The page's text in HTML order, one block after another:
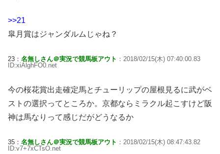
>>21
皐月賞はジャンダルムじゃね？
23： 名無しさん＠実況で競馬板アウト ：2018/02/15(木) 07:40:00.83
ID:xiAlghFO0.net
今の桜花賞出走確定馬とチューリップの屋根見るに武がベ
ストの選択ってところか。京都ならミラクル起こすけど阪
神は馬なりって感じだがどうなるか
35： 名無しさん＠実況で競馬板アウト ：2018/02/15(木) 08:47:43.82
ID:v7+7xCTsO.net